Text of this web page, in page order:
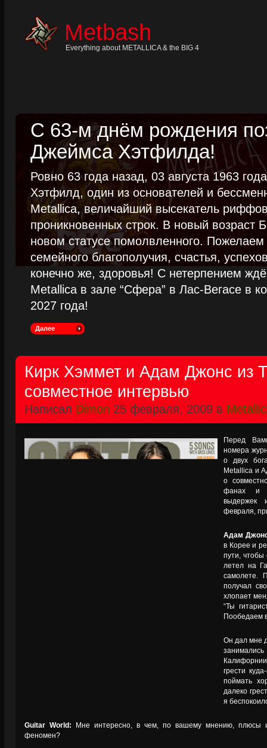
Metbash
Everything about METALLICA & the BIG 4
С 63-м днём рождения
Джеймса Хэтфилда!
Ровно 63 года назад, 03 августа 1963
Хэтфилд, один из основателей и
Metallica, величайший высекатель
проникновенных строк. В новый возраст
новом статусе помолвленного.
семейного благополучия, счастья,
конечно же, здоровья! С нетерпением
Metallica в зале “Сфера” в Лас-Вегасе в
2027 года!
Далее
Кирк Хэммет и Адам Джонс из
совместное интервью
Написал Dimon 25 февраля, 2009 в
Перед
номера
о двух
Metallica и
о
фанах и
выдержек
февраля,
Адам
в Корее и
пути, чтобы
летел на
самолете.
получал
хлопает
“Ты
Пообедаем
Он дал мне
грести
поймать
далеко
я
Guitar World: Мне интересно, в чем, по вашему мнению, плюсы
феномен?